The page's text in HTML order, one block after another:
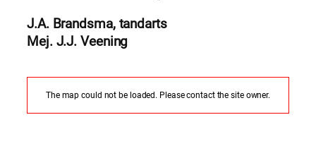
J.A. Brandsma, tandarts
Mej. J.J. Veening
The map could not be loaded. Please contact the site owner.